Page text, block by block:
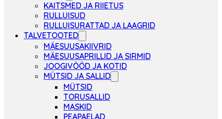
KAITSMED JA RIIETUS
RULLUISUD
RULLUISURATTAD JA LAAGRID
TALVETOOTED
MÄESUUSAKIIVRID
MÄESUUSAPRILLID JA SIRMID
JOOGIVÖÖD JA KOTID
MÜTSID JA SALLID
MÜTSID
TORUSALLID
MASKID
PEAPAELAD